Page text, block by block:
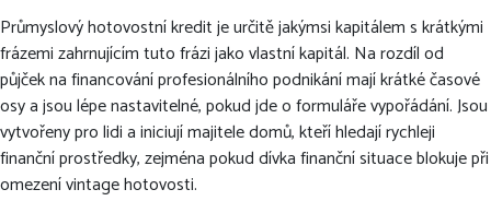
Průmyslový hotovostní kredit je určitě jakýmsi kapitálem s krátkými
frázemi zahrnujícím tuto frázi jako vlastní kapitál. Na rozdíl od
půjček na financování profesionálního podnikání mají krátké časové
osy a jsou lépe nastavitelné, pokud jde o formuláře vypořádání. Jsou
vytvořeny pro lidi a iniciují majitele domů, kteří hledají rychleji
finanční prostředky, zejména pokud dívka finanční situace blokuje při
omezení vintage hotovosti.